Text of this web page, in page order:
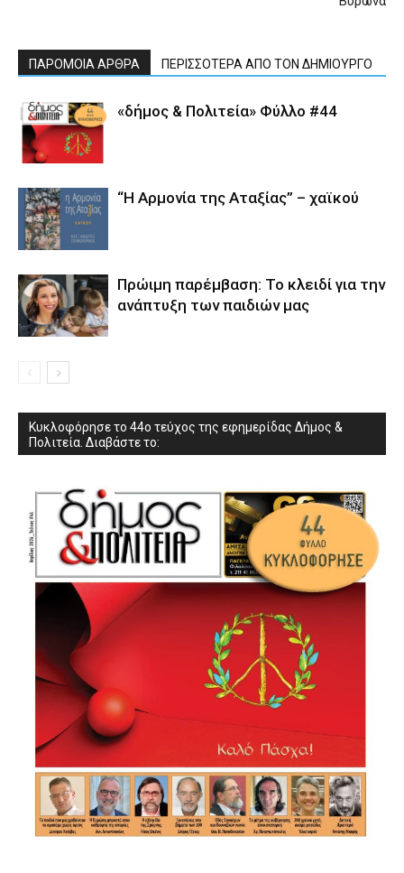
ΠΑΡΟΜΟΙΑ ΑΡΘΡΑ ΠΕΡΙΣΣΟΤΕΡΑ ΑΠΟ ΤΟΝ ΔΗΜΙΟΥΡΓΟ
«δήμος & Πολιτεία» Φύλλο #44
“Η Αρμονία της Αταξίας” – χαϊκού
Πρώιμη παρέμβαση: Το κλειδί για την
ανάπτυξη των παιδιών µας
Κυκλοφόρησε το 44ο τεύχος της εφημερίδας Δήμος &
Πολιτεία. Διαβάστε το: